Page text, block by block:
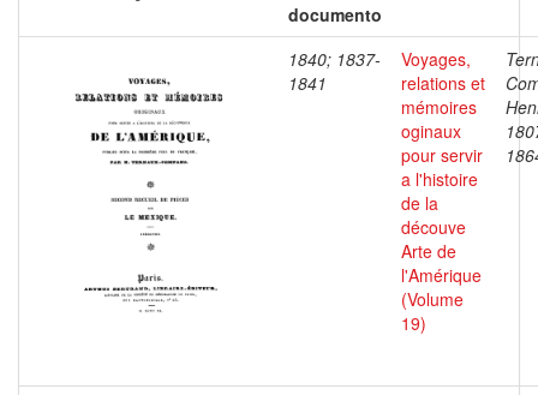
documento
1840; 1837-
1841
Voyages,
relations et
mémoires
oginaux
pour servir
a l'histoire
de la
découve
Arte de
l'Amérique
(Volume
19)